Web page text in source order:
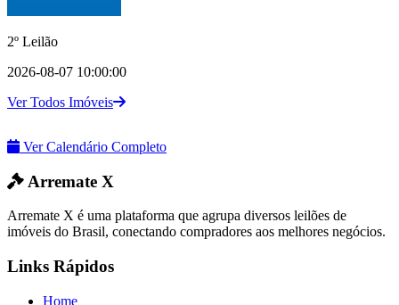
2º Leilão
2026-08-07 10:00:00
Ver Todos Imóveis
Ver Calendário Completo
Arremate X
Arremate X é uma plataforma que agrupa diversos leilões de
imóveis do Brasil, conectando compradores aos melhores negócios.
Links Rápidos
Home